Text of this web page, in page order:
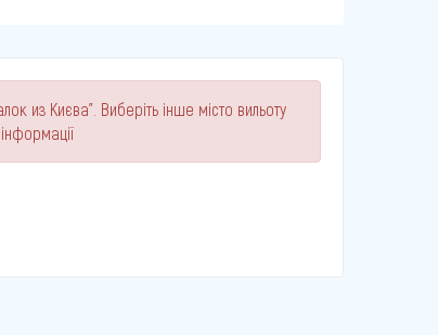
из Києва". Виберіть інше місто вильоту